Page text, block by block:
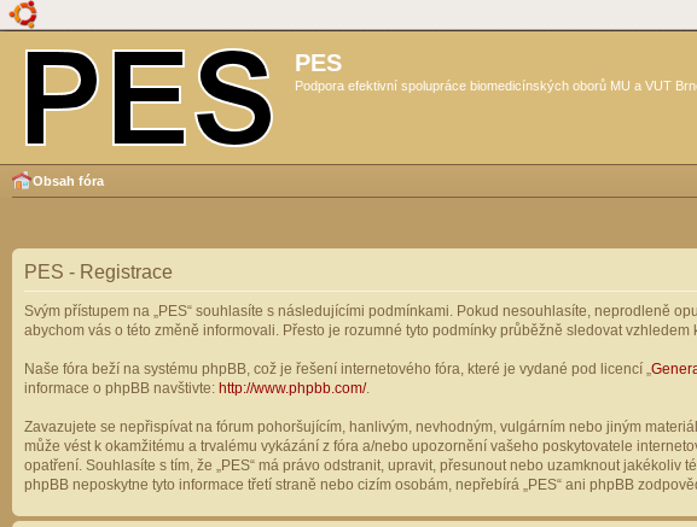
PES
Podpora efektivní spolupráce biomedicínských oborů MU a VUT
Obsah fóra
PES - Registrace
Svým přístupem na „PES“ souhlasíte s následujícími podmínkami. Pokud nesouhlasíte, neprodleně
abychom vás o této změně informovali. Přesto je rozumné tyto podmínky průběžně sledovat vzhledem
Naše fóra beží na systému phpBB, což je řešení internetového fóra, které je vydané pod licencí „
informace o phpBB navštivte: http://www.phpbb.com/.
Zavazujete se nepřispívat na fórum pohoršujícím, hanlivým, nevhodným, vulgárním nebo jiným
může vést k okamžitému a trvalému vykázání z fóra a/nebo upozornění vašeho poskytovatele
opatření. Souhlasíte s tím, že „PES“ má právo odstranit, upravit, přesunout nebo uzamknout
phpBB neposkytne tyto informace třetí straně nebo cizím osobám, nepřebírá „PES“ ani phpBB